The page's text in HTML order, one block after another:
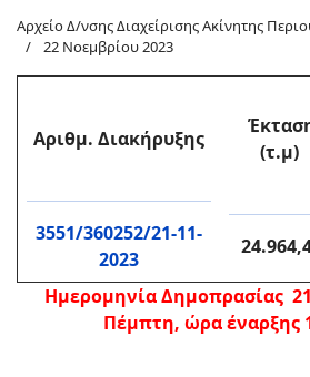
Αρχείο Δ/νσης Διαχείρισης Ακίνητης
22 Νοεμβρίου 2023
Αριθμ. Διακήρυξης
(τ.μ)
3551/360252/21-11-
2023
Ημερομηνία Δημοπρασίας
Πέμπτη, ώρα έναρξης